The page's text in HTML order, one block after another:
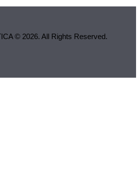
© 2026. All Rights Reserved.